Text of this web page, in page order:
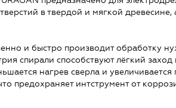
в твердой и мягкой древесине,
и быстро производит обработку
спирали способствуют лёгкий заход
нагрев сверла и увеличивается
предохраняет интструмент от